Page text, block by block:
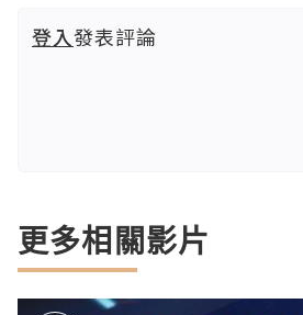
登入發表評論
更多相關影片